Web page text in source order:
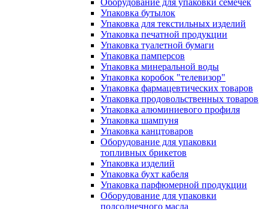
Оборудование для упаковки семечек
Упаковка бутылок
Упаковка для текстильных изделий
Упаковка печатной продукции
Упаковка туалетной бумаги
Упаковка памперсов
Упаковка минеральной воды
Упаковка коробок "телевизор"
Упаковка фармацевтических товаров
Упаковка продовольственных товаров
Упаковка алюминиевого профиля
Упаковка шампуня
Упаковка канцтоваров
Оборудование для упаковки
топливных брикетов
Упаковка изделий
Упаковка бухт кабеля
Упаковка парфюмерной продукции
Оборудование для упаковки
подсолнечного масла